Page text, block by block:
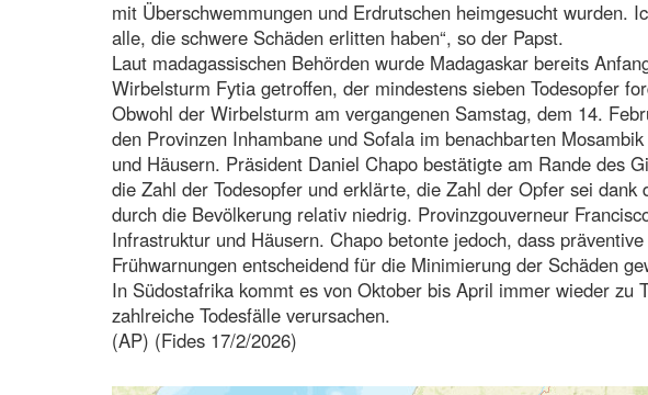
mit Überschwemmungen und Erdrutschen heimgesucht wurden.
alle, die schwere Schäden erlitten haben“, so der Papst.
Laut madagassischen Behörden wurde Madagaskar bereits
Wirbelsturm Fytia getroffen, der mindestens sieben Todesopfer
Obwohl der Wirbelsturm am vergangenen Samstag, dem 14.
den Provinzen Inhambane und Sofala im benachbarten
und Häusern. Präsident Daniel Chapo bestätigte am Rande des
die Zahl der Todesopfer und erklärte, die Zahl der Opfer sei
durch die Bevölkerung relativ niedrig. Provinzgouverneur
Infrastruktur und Häusern. Chapo betonte jedoch, dass
Frühwarnungen entscheidend für die Minimierung der Schäden
In Südostafrika kommt es von Oktober bis April immer wieder zu
zahlreiche Todesfälle verursachen.
(AP) (Fides 17/2/2026)